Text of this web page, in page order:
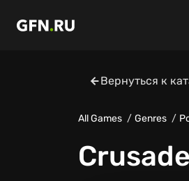
Вернуться к
All Games Genres